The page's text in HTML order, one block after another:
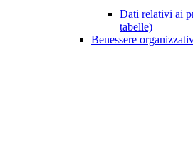
Dati relativi ai
tabelle)
Benessere